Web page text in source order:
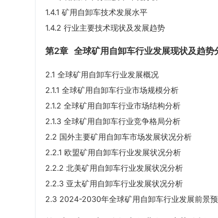
1.4.1 矿用自卸车技术发展水平
1.4.2 行业主要技术现状及发展趋势
第2章 全球矿用自卸车行业发展现状及趋势
2.1 全球矿用自卸车行业发展概况
2.1.1 全球矿用自卸车行业市场规模分析
2.1.2 全球矿用自卸车行业市场结构分析
2.1.3 全球矿用自卸车行业竞争格局分析
2.2 国外主要矿用自卸车市场发展状况分析
2.2.1 欧盟矿用自卸车行业发展状况分析
2.2.2 北美矿用自卸车行业发展状况分析
2.2.3 亚太矿用自卸车行业发展状况分析
2.3 2024-2030年全球矿用自卸车行业发展前景